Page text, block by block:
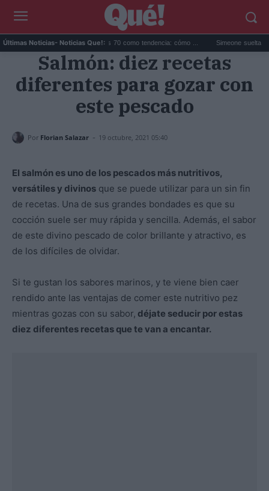
Últimas Noticias- Noticias Que!:
Las sandalias de los años 70 como tendencia: cómo ... Simeone suelta la
Salmón: diez recetas
diferentes para gozar con
este pescado
Por Florian Salazar - 19 octubre, 2021 05:40
El salmón es uno de los pescados más nutritivos,
versátiles y divinos que se puede utilizar para un sin fin
de recetas. Una de sus grandes bondades es que su
cocción suele ser muy rápida y sencilla. Además, el sabor
de este divino pescado de color brillante y atractivo, es
de los difíciles de olvidar.
Si te gustan los sabores marinos, y te viene bien caer
rendido ante las ventajas de comer este nutritivo pez
mientras gozas con su sabor, déjate seducir por estas
diez diferentes recetas que te van a encantar.